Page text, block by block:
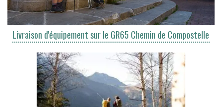
Livraison d'équipement sur le GR65 Chemin de Compostelle